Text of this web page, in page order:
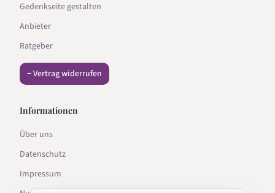
Gedenkseite gestalten
Anbieter
Ratgeber
− Vertrag widerrufen
Informationen
Über uns
Datenschutz
Impressum